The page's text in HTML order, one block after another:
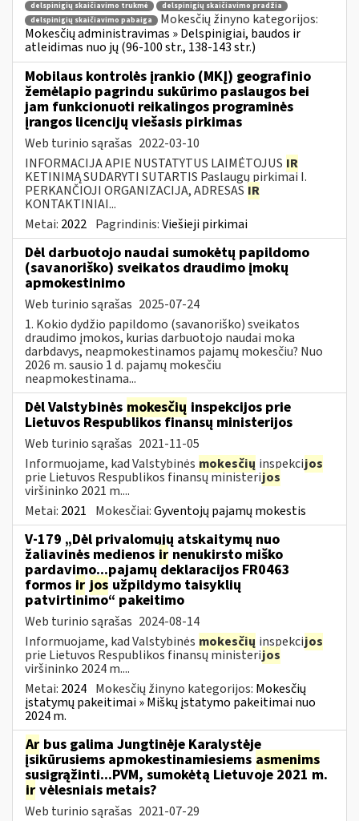
delspinigių skaičiavimo trukmė
delspinigių skaičiavimo pradžia
delspinigių skaičiavimo pabaiga
Mokesčių žinyno kategorijos:
Mokesčių administravimas » Delspinigiai, baudos ir
atleidimas nuo jų (96-100 str., 138-143 str.)
Mobilaus kontrolės įrankio (MKĮ) geografinio
žemėlapio pagrindu sukūrimo paslaugos bei
jam funkcionuoti reikalingos programinės
įrangos licencijų viešasis pirkimas
Web turinio sąrašas 2022-03-10
INFORMACIJA APIE NUSTATYTUS LAIMĖTOJUS IR
KETINIMĄ SUDARYTI SUTARTIS Paslaugų pirkimai I.
PERKANČIOJI ORGANIZACIJA, ADRESAS IR
KONTAKTINIAI...
Metai: 2022 Pagrindinis:Viešieji pirkimai
Dėl darbuotojo naudai sumokėtų papildomo
(savanoriško) sveikatos draudimo įmokų
apmokestinimo
Web turinio sąrašas 2025-07-24
1. Kokio dydžio papildomo (savanoriško) sveikatos
draudimo įmokos, kurias darbuotojo naudai moka
darbdavys, neapmokestinamos pajamų mokesčiu? Nuo
2026 m. sausio 1 d. pajamų mokesčiu
neapmokestinama...
Dėl Valstybinės mokesčių inspekcijos prie
Lietuvos Respublikos finansų ministerijos
Web turinio sąrašas 2021-11-05
Informuojame, kad Valstybinės mokesčių inspekcijos
prie Lietuvos Respublikos finansų ministerijos
viršininko 2021 m....
Metai: 2021 Mokesčiai:Gyventojų pajamų mokestis
V-179 „Dėl privalomųjų atskaitymų nuo
žaliavinės medienos ir nenukirsto miško
pardavimo...pajamų deklaracijos FR0463
formos ir jos užpildymo taisyklių
patvirtinimo“ pakeitimo
Web turinio sąrašas 2024-08-14
Informuojame, kad Valstybinės mokesčių inspekcijos
prie Lietuvos Respublikos finansų ministerijos
viršininko 2024 m....
Metai: 2024 Mokesčių žinyno kategorijos: Mokesčių
įstatymų pakeitimai » Miškų įstatymo pakeitimai nuo
2024 m.
Ar bus galima Jungtinėje Karalystėje
įsikūrusiems apmokestinamiesiems asmenims
susigrąžinti...PVM, sumokėtą Lietuvoje 2021 m.
ir vėlesniais metais?
Web turinio sąrašas 2021-07-29